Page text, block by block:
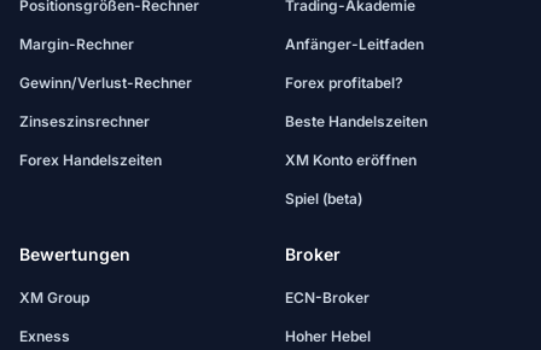
Positionsgrößen-Rechner
Margin-Rechner
Gewinn/Verlust-Rechner
Zinseszinsrechner
Forex Handelszeiten
Trading-Akademie
Anfänger-Leitfaden
Forex profitabel?
Beste Handelszeiten
XM Konto eröffnen
Spiel (beta)
Bewertungen
XM Group
Exness
Broker
ECN-Broker
Hoher Hebel